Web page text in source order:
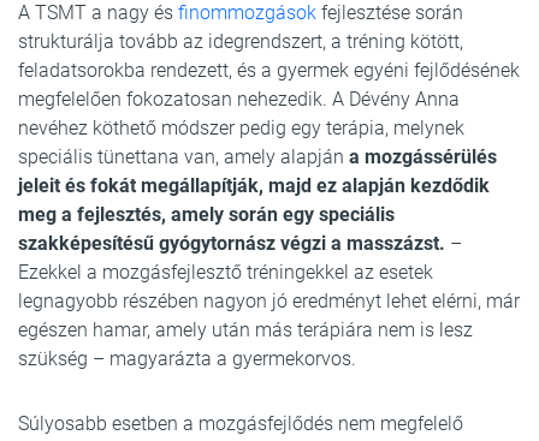
A TSMT a nagy és finommozgások fejlesztése során
strukturálja tovább az idegrendszert, a tréning kötött,
feladatsorokba rendezett, és a gyermek egyéni fejlődésének
megfelelően fokozatosan nehezedik. A Dévény Anna
nevéhez köthető módszer pedig egy terápia, melynek
speciális tünettana van, amely alapján a mozgássérülés
jeleit és fokát megállapítják, majd ez alapján kezdődik
meg a fejlesztés, amely során egy speciális
szakképesítésű gyógytornász végzi a masszázst. –
Ezekkel a mozgásfejlesztő tréningekkel az esetek
legnagyobb részében nagyon jó eredményt lehet elérni, már
egészen hamar, amely után más terápiára nem is lesz
szükség – magyarázta a gyermekorvos.
Súlyosabb esetben a mozgásfejlődés nem megfelelő